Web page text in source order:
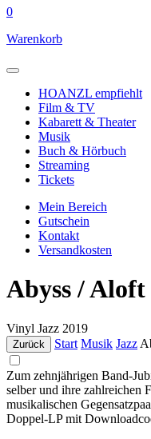
0
Warenkorb
HOANZL empfiehlt
Film & TV
Kabarett & Theater
Musik
Buch & Hörbuch
Streaming
Tickets
Mein Bereich
Gutschein
Kontakt
Versandkosten
Abyss / Aloft
Vinyl Jazz 2019
Zurück Start Musik Jazz
Zum zehnjährigen Band-
selber und ihre zahlreichen
musikalischen
Doppel-LP mit